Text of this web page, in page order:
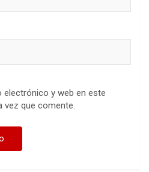
electrónico y web en este
vez que comente.